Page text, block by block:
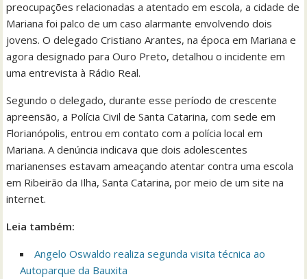
preocupações relacionadas a atentado em escola, a cidade de
Mariana foi palco de um caso alarmante envolvendo dois
jovens. O delegado Cristiano Arantes, na época em Mariana e
agora designado para Ouro Preto, detalhou o incidente em
uma entrevista à Rádio Real.
Segundo o delegado, durante esse período de crescente
apreensão, a Polícia Civil de Santa Catarina, com sede em
Florianópolis, entrou em contato com a polícia local em
Mariana. A denúncia indicava que dois adolescentes
marianenses estavam ameaçando atentar contra uma escola
em Ribeirão da Ilha, Santa Catarina, por meio de um site na
internet.
Leia também:
Angelo Oswaldo realiza segunda visita técnica ao
Autoparque da Bauxita